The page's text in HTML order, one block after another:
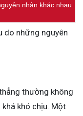
nhân khác nhau
do những nguyên
thường không
khó chịu. Một